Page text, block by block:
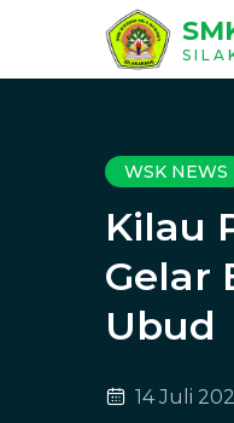
WSK NEWS
Kilau
Gelar
Ubud
14 Juli